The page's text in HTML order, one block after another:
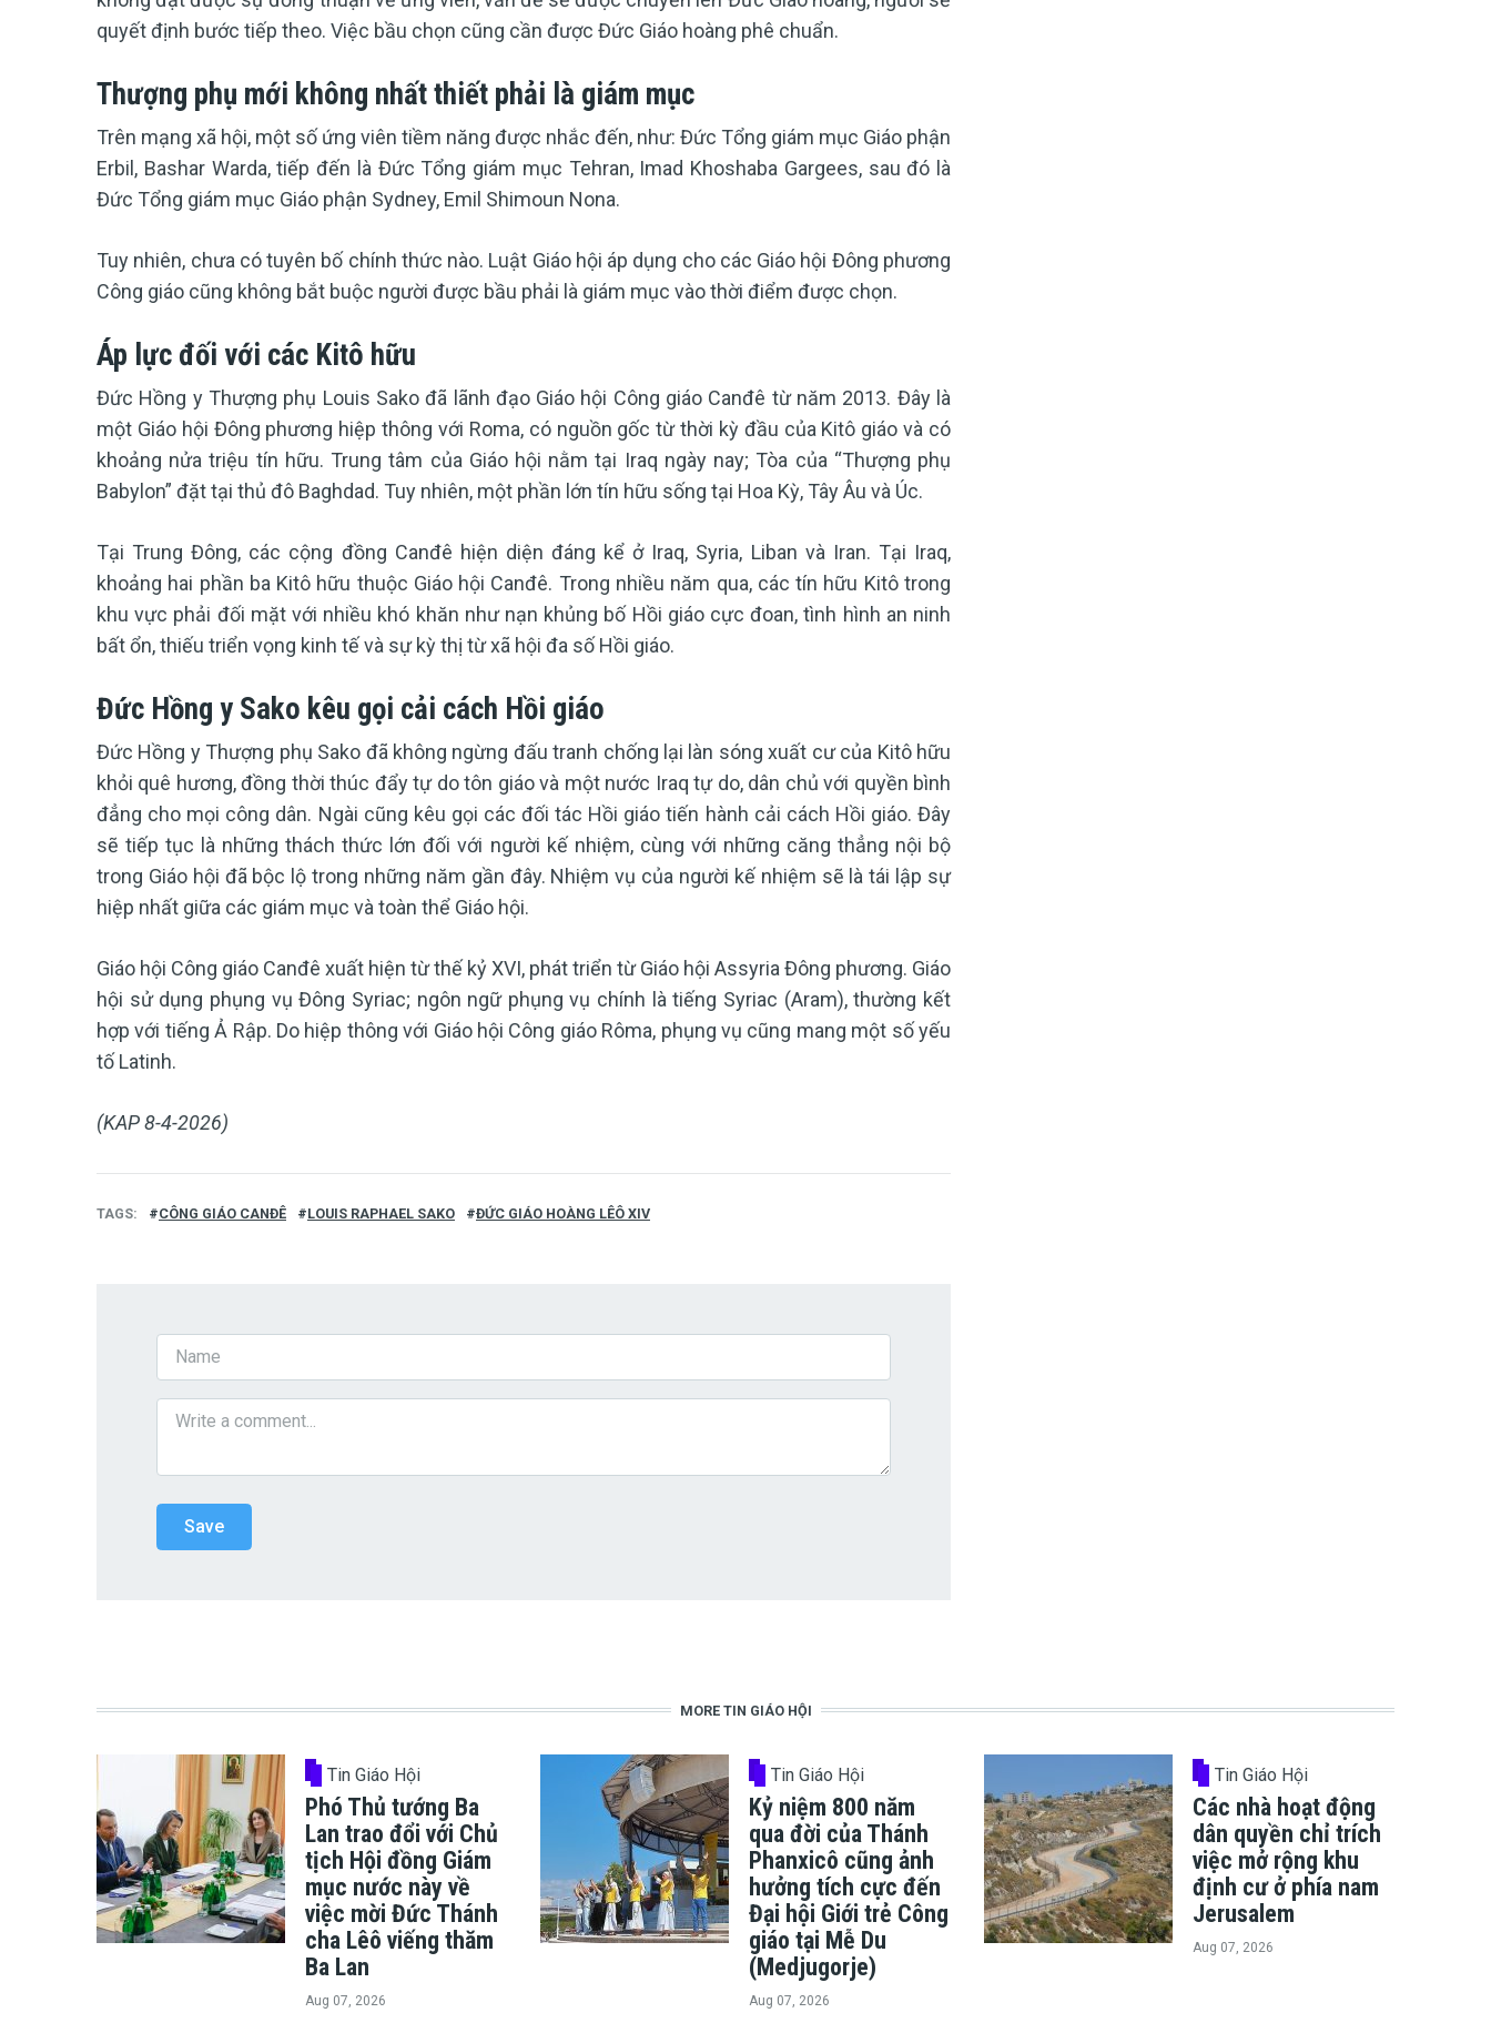
quyết định bước tiếp theo. Việc bầu chọn cũng cần được Đức Giáo hoàng phê chuẩn.
Thượng phụ mới không nhất thiết phải là giám mục
Trên mạng xã hội, một số ứng viên tiềm năng được nhắc đến, như: Đức Tổng giám mục Giáo phận
Erbil, Bashar Warda, tiếp đến là Đức Tổng giám mục Tehran, Imad Khoshaba Gargees, sau đó là
Đức Tổng giám mục Giáo phận Sydney, Emil Shimoun Nona.
Tuy nhiên, chưa có tuyên bố chính thức nào. Luật Giáo hội áp dụng cho các Giáo hội Đông phương
Công giáo cũng không bắt buộc người được bầu phải là giám mục vào thời điểm được chọn.
Áp lực đối với các Kitô hữu
Đức Hồng y Thượng phụ Louis Sako đã lãnh đạo Giáo hội Công giáo Canđê từ năm 2013. Đây là
một Giáo hội Đông phương hiệp thông với Roma, có nguồn gốc từ thời kỳ đầu của Kitô giáo và có
khoảng nửa triệu tín hữu. Trung tâm của Giáo hội nằm tại Iraq ngày nay; Tòa của “Thượng phụ
Babylon” đặt tại thủ đô Baghdad. Tuy nhiên, một phần lớn tín hữu sống tại Hoa Kỳ, Tây Âu và Úc.
Tại Trung Đông, các cộng đồng Canđê hiện diện đáng kể ở Iraq, Syria, Liban và Iran. Tại Iraq,
khoảng hai phần ba Kitô hữu thuộc Giáo hội Canđê. Trong nhiều năm qua, các tín hữu Kitô trong
khu vực phải đối mặt với nhiều khó khăn như nạn khủng bố Hồi giáo cực đoan, tình hình an ninh
bất ổn, thiếu triển vọng kinh tế và sự kỳ thị từ xã hội đa số Hồi giáo.
Đức Hồng y Sako kêu gọi cải cách Hồi giáo
Đức Hồng y Thượng phụ Sako đã không ngừng đấu tranh chống lại làn sóng xuất cư của Kitô hữu
khỏi quê hương, đồng thời thúc đẩy tự do tôn giáo và một nước Iraq tự do, dân chủ với quyền bình
đẳng cho mọi công dân. Ngài cũng kêu gọi các đối tác Hồi giáo tiến hành cải cách Hồi giáo. Đây
sẽ tiếp tục là những thách thức lớn đối với người kế nhiệm, cùng với những căng thẳng nội bộ
trong Giáo hội đã bộc lộ trong những năm gần đây. Nhiệm vụ của người kế nhiệm sẽ là tái lập sự
hiệp nhất giữa các giám mục và toàn thể Giáo hội.
Giáo hội Công giáo Canđê xuất hiện từ thế kỷ XVI, phát triển từ Giáo hội Assyria Đông phương. Giáo
hội sử dụng phụng vụ Đông Syriac; ngôn ngữ phụng vụ chính là tiếng Syriac (Aram), thường kết
hợp với tiếng Ả Rập. Do hiệp thông với Giáo hội Công giáo Rôma, phụng vụ cũng mang một số yếu
tố Latinh.
(KAP 8-4-2026)
TAGS CÔNG GIÁO CANĐÊ LOUIS RAPHAEL SAKO ĐỨC GIÁO HOÀNG LÊÔ XIV
MORE TIN GIÁO HỘI
Tin Giáo Hội
Phó Thủ tướng Ba
Lan trao đổi với Chủ
tịch Hội đồng Giám
mục nước này về
việc mời Đức Thánh
cha Lêô viếng thăm
Ba Lan
Aug 07, 2026
Tin Giáo Hội
Kỷ niệm 800 năm
qua đời của Thánh
Phanxicô cũng ảnh
hưởng tích cực đến
Đại hội Giới trẻ Công
giáo tại Mễ Du
(Medjugorje)
Aug 07, 2026
Tin Giáo Hội
Các nhà hoạt động
dân quyền chỉ trích
việc mở rộng khu
định cư ở phía nam
Jerusalem
Aug 07, 2026